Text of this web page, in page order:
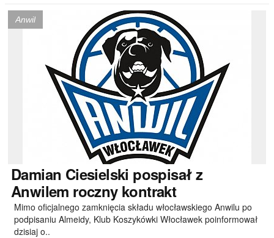
Anwil
Damian Ciesielski pospisał z
Anwilem roczny kontrakt
Mimo oficjalnego zamknięcia składu włocławskiego Anwilu po
podpisaniu Almeidy, Klub Koszykówki Włocławek poinformował
dzisiaj o..